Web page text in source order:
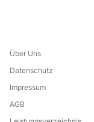
Über Uns
Datenschutz
Impressum
AGB